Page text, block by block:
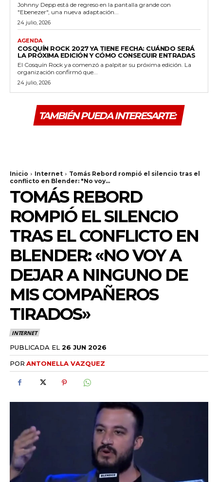
Johnny Depp está de regreso en la pantalla grande con
"Ebenezer", una nueva adaptación...
24 julio, 2026
AGENDA
COSQUÍN ROCK 2027 YA TIENE FECHA: CUÁNDO SERÁ
LA PRÓXIMA EDICIÓN Y CÓMO CONSEGUIR ENTRADAS
El Cosquín Rock ya comenzó a palpitar su próxima edición. La
organización confirmó que...
24 julio, 2026
TAMBIÉN PUEDA INTERESARTE: